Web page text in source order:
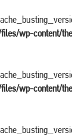
wp-content/
wp-content/